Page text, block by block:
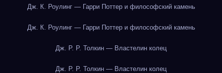
Дж. К. Роулинг — Гарри Поттер и философский камень
Дж. К. Роулинг — Гарри Поттер и философский камень
Дж. Р. Р. Толкин — Властелин колец
Дж. Р. Р. Толкин — Властелин колец